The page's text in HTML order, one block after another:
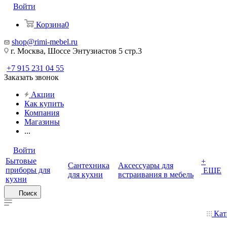
Войти
Корзина0
shop@rimi-mebel.ru
г. Москва, Шоссе Энтузиастов 5 стр.3
+7 915 231 04 55
Заказать звонок
Акции
Как купить
Компания
Магазины
...
Войти
Бытовые
приборы для
кухни
Сантехника
для кухни
Аксессуары для
встраивания в мебель
+
ЕЩЕ
Поиск